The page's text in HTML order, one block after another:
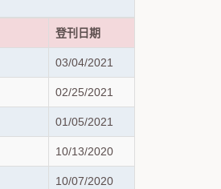
登刊日期
03/04/2021
02/25/2021
01/05/2021
10/13/2020
10/07/2020